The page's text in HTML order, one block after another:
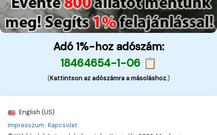
Adó 1%-hoz adószám:
18464654-1-06 📋
(Kattintson az adószámra a másoláshoz.)
English (US)
Impresszum ·Kapcsolat ·